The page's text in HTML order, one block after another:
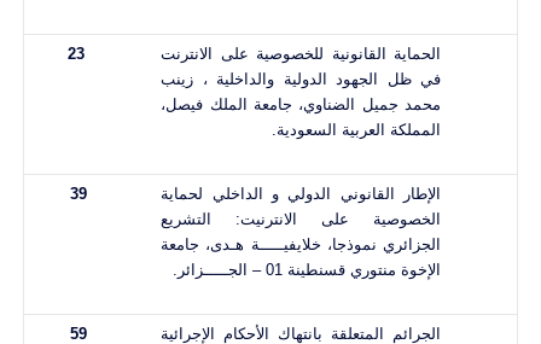
الحماية القانونية للخصوصية على الانترنت
في ظل الجهود الدولية والداخلية ، زينب
محمد جميل الضناوي، جامعة الملك فيصل،
المملكة العربية السعودية.
23
الإطار القانوني الدولي و الداخلي لحماية
الخصوصية على الانترنيت: التشريع
الجزائري نموذجا، خلايفيـــــة هـدى، جامعة
الإخوة منتوري قسنطينة 01 – الجـــــزائر.
39
الجرائم المتعلقة بانتهاك الأحكام الإجرائية
59